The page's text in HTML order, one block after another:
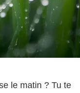
le matin ? Tu te